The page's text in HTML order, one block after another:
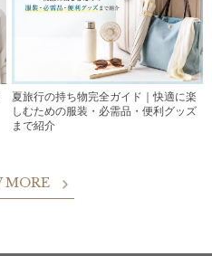
夏旅行の持ち物完全ガイド｜快適に楽
しむための服装・必需品・便利グッズ
まで紹介
MORE